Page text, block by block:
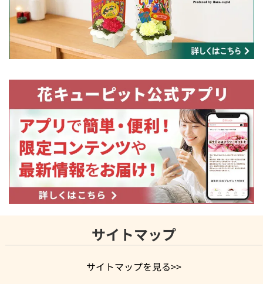
サイトマップ
サイトマップを見る>>